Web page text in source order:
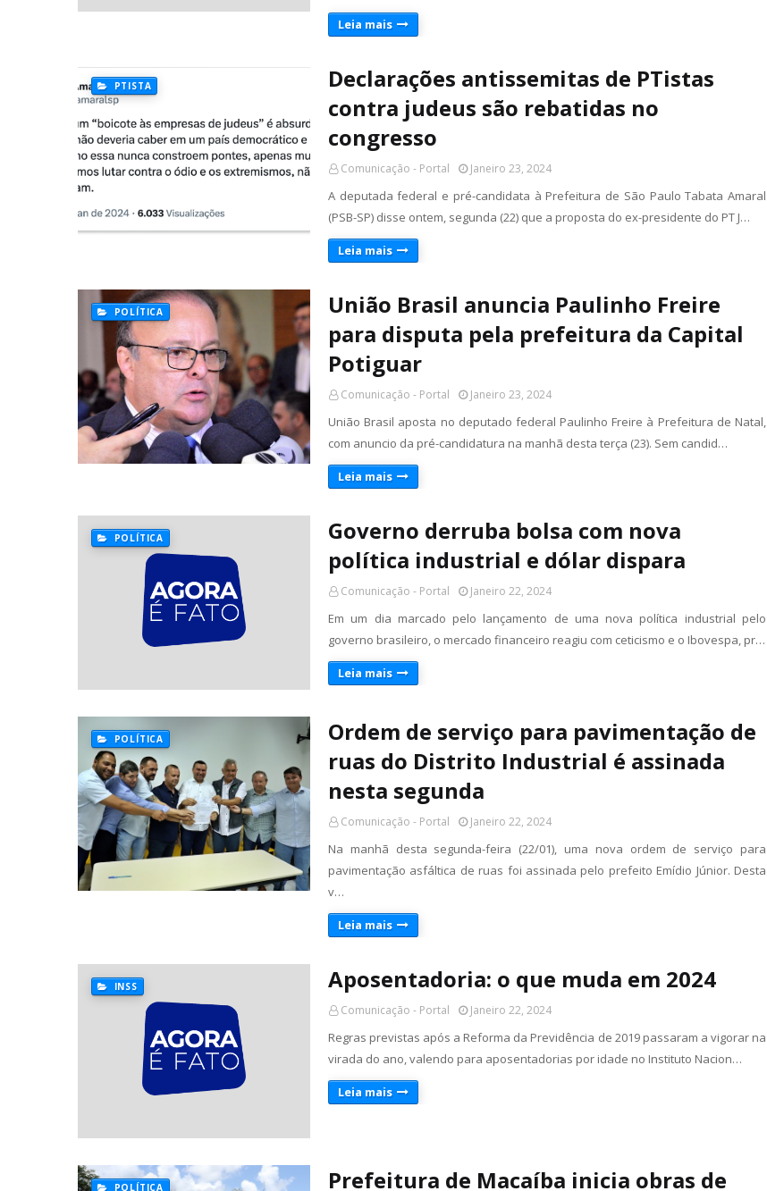
Leia mais
PTISTA
Declarações antissemitas de PTistas
contra judeus são rebatidas no
congresso
Comunicação - Portal Janeiro 23, 2024
A deputada federal e pré-candidata à Prefeitura de São Paulo Tabata Amaral
(PSB-SP) disse ontem, segunda (22) que a proposta do ex-presidente do PT J…
Leia mais
POLÍTICA
União Brasil anuncia Paulinho Freire
para disputa pela prefeitura da Capital
Potiguar
Comunicação - Portal Janeiro 23, 2024
União Brasil aposta no deputado federal Paulinho Freire à Prefeitura de Natal,
com anuncio da pré-candidatura na manhã desta terça (23). Sem candid…
Leia mais
POLÍTICA
Governo derruba bolsa com nova
política industrial e dólar dispara
Comunicação - Portal Janeiro 22, 2024
Em um dia marcado pelo lançamento de uma nova política industrial pelo
governo brasileiro, o mercado financeiro reagiu com ceticismo e o Ibovespa, pr…
Leia mais
POLÍTICA
Ordem de serviço para pavimentação de
ruas do Distrito Industrial é assinada
nesta segunda
Comunicação - Portal Janeiro 22, 2024
Na manhã desta segunda-feira (22/01), uma nova ordem de serviço para
pavimentação asfáltica de ruas foi assinada pelo prefeito Emídio Júnior. Desta
v…
Leia mais
INSS Aposentadoria: o que muda em 2024
Comunicação - Portal Janeiro 22, 2024
Regras previstas após a Reforma da Previdência de 2019 passaram a vigorar na
virada do ano, valendo para aposentadorias por idade no Instituto Nacion…
Leia mais
POLÍTICA Prefeitura de Macaíba inicia obras de